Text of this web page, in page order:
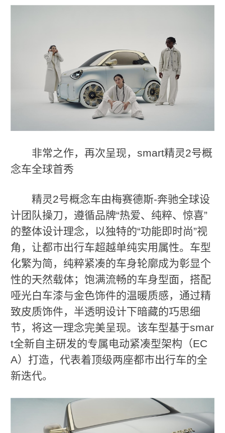
非常之作，再次呈现，smart精灵2号概
念车全球首秀
精灵2号概念车由梅赛德斯-奔驰全球设
计团队操刀，遵循品牌“热爱、纯粹、惊喜”
的整体设计理念，以独特的“功能即时尚”视
角，让都市出行车超越单纯实用属性。车型
化繁为简，纯粹紧凑的车身轮廓成为彰显个
性的天然载体；饱满流畅的车身型面，搭配
哑光白车漆与金色饰件的温暖质感，通过精
致皮质饰件，半透明设计下暗藏的巧思细
节，将这一理念完美呈现。该车型基于smar
t全新自主研发的专属电动紧凑型架构（EC
A）打造，代表着顶级两座都市出行车的全
新迭代。